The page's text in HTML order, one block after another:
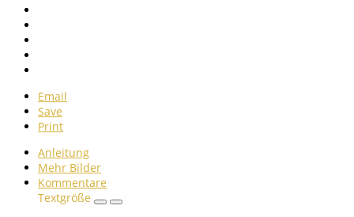
Email
Save
Print
Anleitung
Mehr Bilder
Kommentare
Textgröße